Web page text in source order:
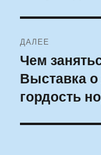
ДАЛЕЕ
Следующая
запись:
Чем
Выставка
гордость